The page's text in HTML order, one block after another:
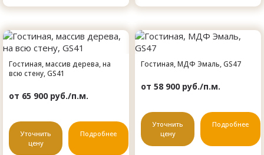
Гостиная, массив дерева, на
всю стену, GS41
от 65 900 руб./п.м.
Уточнить
цену
Подробнее
Гостиная, МДФ Эмаль, GS47
от 58 900 руб./п.м.
Уточнить
цену
Подробнее